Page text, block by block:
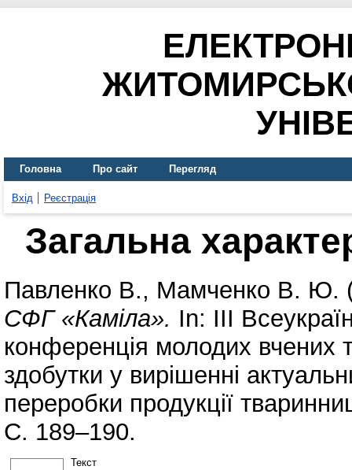
Головна Про сайт Перегляд
Вхід Реєстрація
Загальна
Павленко В., Мамченко В. Ю.
СФГ «Каміла». In: ІІІ
конференція молодих вчених
здобутки у вирішенні
переробки продукції
С. 189–190.
Текст